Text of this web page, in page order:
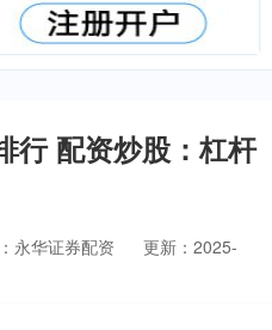
行 配资炒股：杠杆
永华证券配资
更新：2025-